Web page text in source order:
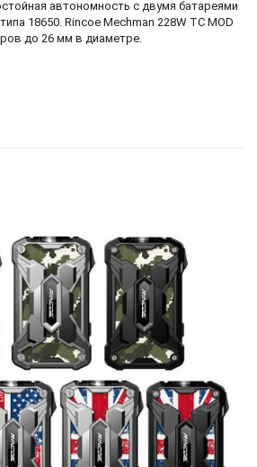
автономность с двумя батареями
18650. Rincoe Mechman 228W TC MOD
до 26 мм в диаметре.